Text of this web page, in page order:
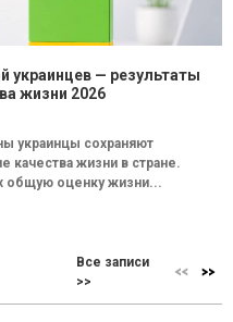
украинцев — результаты
жизни 2026
украинцы сохраняют
качества жизни в стране.
общую оценку жизни...
Все записи
>>